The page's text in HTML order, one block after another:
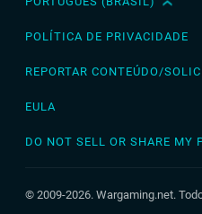
English
Čeština
Français
POLÍTICA DE PRIVACIDADE
REPORTAR CONTEÚDO/
EULA
DO NOT SELL OR SHARE MY
© 2009-2026. Wargaming.net.